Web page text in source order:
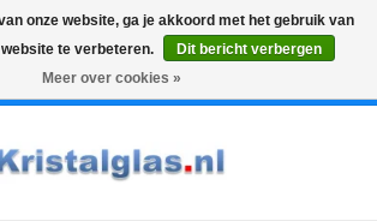
Graveren
onze website, ga je akkoord met het gebruik van
te verbeteren.
Dit bericht verbergen
Meer over cookies »